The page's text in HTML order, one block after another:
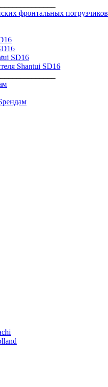
фронтальных погрузчиков
SD16
Shantui SD16